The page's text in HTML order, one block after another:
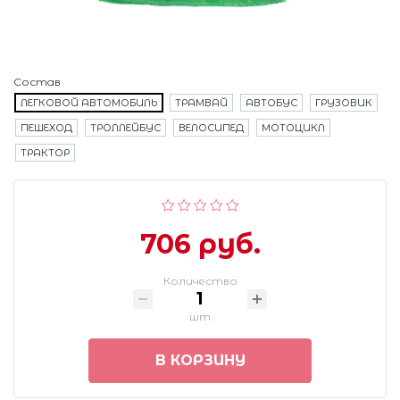
Состав
ЛЕГКОВОЙ АВТОМОБИЛЬ ТРАМВАЙ АВТОБУС
ГРУЗОВИК
ПЕШЕХОД
ТРОЛЛЕЙБУС ВЕЛОСИПЕД
МОТОЦИКЛ
ТРАКТОР
706 руб.
Количество
шт
В КОРЗИНУ